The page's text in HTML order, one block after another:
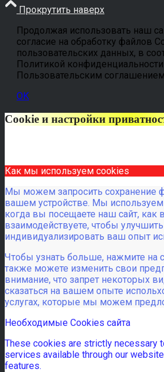
Прокрутить наверх
Продолжая использовать наш
согласие на обработку файлов
пользовательских данных, в
Политикой
Пользовательским соглашением
OK
Cookie и настройки
Как мы используем cookies
Мы можем запросить сохранение
вашем устройстве. Мы используем
когда вы посещаете наш сайт, как
взаимодействуете, чтобы
индивидуализировать ваш опыт
Чтобы узнать больше, нажмите на
также можете изменить свои
внимание, что запрет некоторых
сказаться на вашем опыте
услугах, которые мы можем
Необходимые Cookies сайта
These cookies are strictly necessary
services available through our
features.